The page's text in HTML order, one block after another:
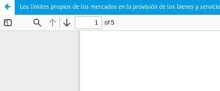
Los límites propios de los mercados en la provisión de los bienes y